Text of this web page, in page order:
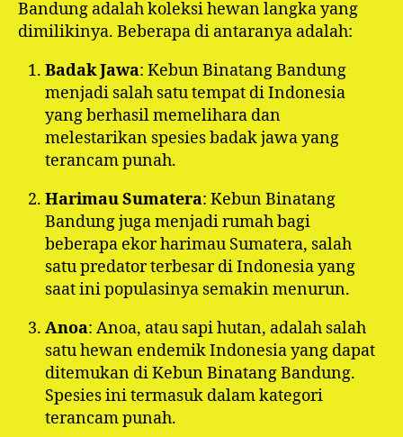
Bandung adalah koleksi hewan langka yang
dimilikinya. Beberapa di antaranya adalah:
Badak Jawa: Kebun Binatang Bandung
menjadi salah satu tempat di Indonesia
yang berhasil memelihara dan
melestarikan spesies badak jawa yang
terancam punah.
Harimau Sumatera: Kebun Binatang
Bandung juga menjadi rumah bagi
beberapa ekor harimau Sumatera, salah
satu predator terbesar di Indonesia yang
saat ini populasinya semakin menurun.
Anoa: Anoa, atau sapi hutan, adalah salah
satu hewan endemik Indonesia yang dapat
ditemukan di Kebun Binatang Bandung.
Spesies ini termasuk dalam kategori
terancam punah.